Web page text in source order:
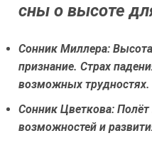
сны о высоте
Сонник Миллера:
признание. Страх
возможных трудностях.
Сонник Цветкова:
возможностей и